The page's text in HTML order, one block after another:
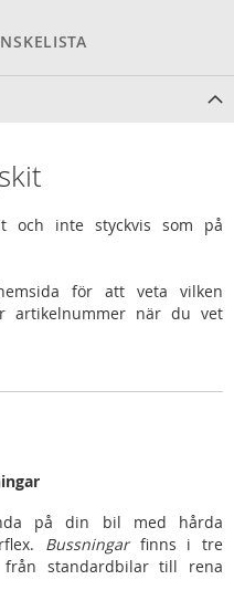
och inte styckvis som på
för att veta vilken
artikelnummer när du vet
på din bil med hårda
Bussningar finns i tre
standardbilar till rena